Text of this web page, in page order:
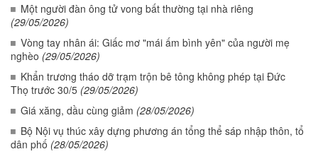
Một người đàn ông tử vong bất thường tại nhà riêng
(29/05/2026)
Vòng tay nhân ái: Giấc mơ "mái ấm bình yên" của người mẹ
nghèo (29/05/2026)
Khẩn trương tháo dỡ trạm trộn bê tông không phép tại Đức
Thọ trước 30/5 (29/05/2026)
Giá xăng, dầu cùng giảm (28/05/2026)
Bộ Nội vụ thúc xây dựng phương án tổng thể sáp nhập thôn, tổ
dân phố (28/05/2026)